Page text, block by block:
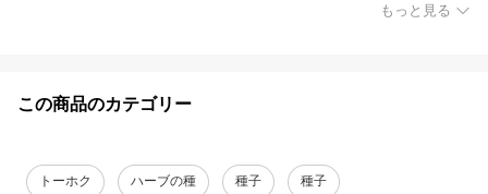
もっと見る
この商品のカテゴリー
トーホク ハーブの種 種子 種子